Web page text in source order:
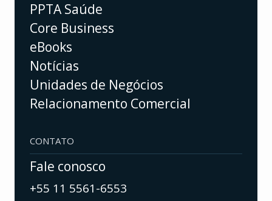
PPTA Saúde
Core Business
eBooks
Notícias
Unidades de Negócios
Relacionamento Comercial
CONTATO
Fale conosco
+55 11 5561-6553